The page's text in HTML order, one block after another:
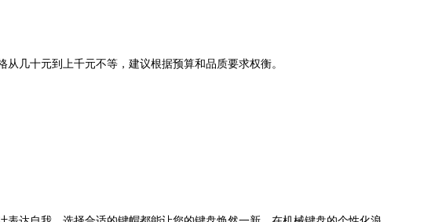
几十元到上千元不等，建议根据预算和品质要求权衡。